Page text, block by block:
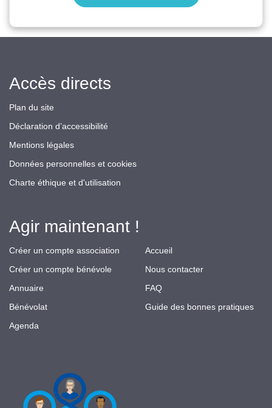
Accès directs
Plan du site
Déclaration d’accessibilité
Mentions légales
Données personnelles et cookies
Charte éthique et d'utilisation
Agir maintenant !
Créer un compte association
Créer un compte bénévole
Annuaire
Bénévolat
Agenda
Accueil
Nous contacter
FAQ
Guide des bonnes pratiques